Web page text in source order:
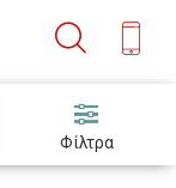
Φίλτρα